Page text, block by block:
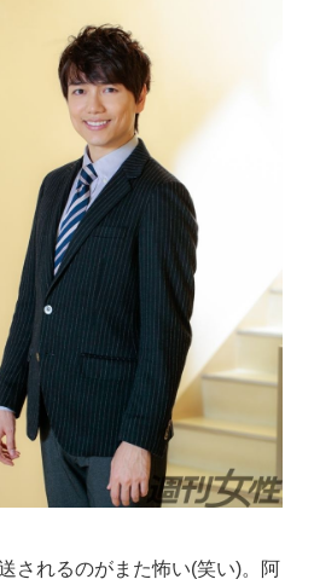
t
e
されるのがまた怖い(笑い)。阿